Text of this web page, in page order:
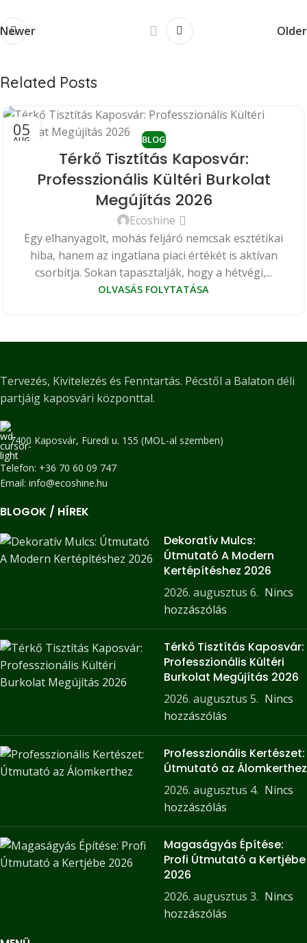
Newer Older
Related Posts
05
AUG BLOG
Térkő Tisztítás Kaposvár:
Professzionális Kültéri Burkolat
Megújítás 2026
Ecoshine
Egy elhanyagolt, mohás feljáró nemcsak esztétikai
hiba, hanem az ingatlana piaci értékét is aktívan
csorbítja. Sokan tapasztalják, hogy a hétvégi,...
OLVASÁS FOLYTATÁSA
Tervezés, Kivitelezés és Fenntartás. Pécstől a Balaton déli
partjáig kaposvári központtal.
7400 Kaposvár, Füredi u. 155 (MOL-al szemben)
Telefon: +36 70 60 09 747
Email: info@ecoshine.hu
BLOGOK / HÍREK
Dekoratív Mulcs:
Útmutató A Modern
Kertépítéshez 2026
2026. augusztus 6. Nincs
hozzászólás
Térkő Tisztítás Kaposvár:
Professzionális Kültéri
Burkolat Megújítás 2026
2026. augusztus 5. Nincs
hozzászólás
Professzionális Kertészet:
Útmutató az Álomkerthez
2026. augusztus 4. Nincs
hozzászólás
Magaságyás Építése:
Profi Útmutató a Kertjébe
2026
2026. augusztus 3. Nincs
hozzászólás